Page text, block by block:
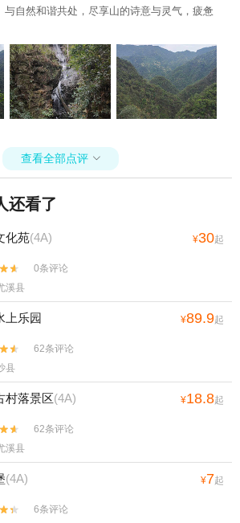
与自然和谐共处，尽享山的诗意与灵气，疲惫
查看全部点评 
还看了
化苑(4A) ¥30起
0条评论
溪县
上乐园 ¥89.9起
62条评论
县
村落景区(4A) ¥18.8起
62条评论
溪县
(4A) ¥7起
6条评论